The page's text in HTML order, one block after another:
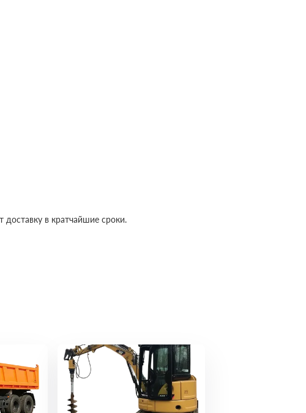
в кратчайшие сроки.